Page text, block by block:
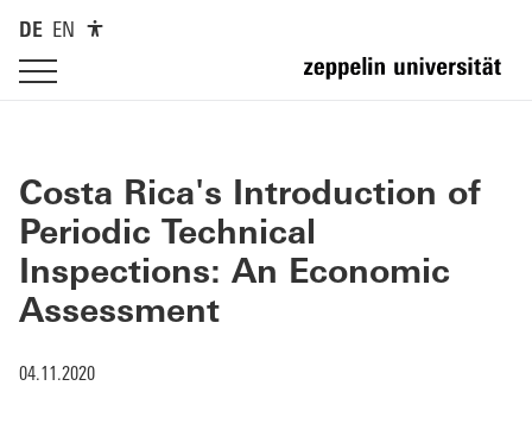
DE EN
Costa Rica's Introduction of
Periodic Technical
Inspections: An Economic
Assessment
04.11.2020